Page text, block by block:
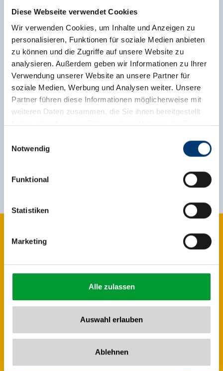
Diese Webseite verwendet Cookies
Wir verwenden Cookies, um Inhalte und Anzeigen zu
personalisieren, Funktionen für soziale Medien anbieten
zu können und die Zugriffe auf unsere Website zu
analysieren. Außerdem geben wir Informationen zu Ihrer
Verwendung unserer Website an unsere Partner für
soziale Medien, Werbung und Analysen weiter. Unsere
Partner führen diese Informationen möglicherweise mit
weiteren Daten zusammen, die Sie ihnen bereitgestellt
haben oder die sie im Rahmen Ihrer Nutzung der Dienste
Rohr 23// A-6280 Zell am Ziller
www.zillertalarena.com
Notwendig
Funktional
Statistiken
Marketing
Alle zulassen
Auswahl erlauben
Ablehnen
(0043) 5282 2443
hotel@rosengarten-zell.at
www.rosengarten-zell.at
back to overview
Sign up for the newsletter now!